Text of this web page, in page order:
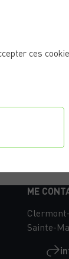
ME
Sainte-
ces